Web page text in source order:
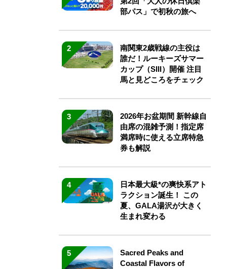
部パス」で初秋の旅へ
2
南関東2歳戦線の主役は
誰だ！ルーキーズサマー
カップ（SIII）開催 注目
馬と見どころをチェック
3
2026年お盆期間 新幹線自
由席の混雑予測！指定席
満席時に使える立席特急
券も解説
4
日本最大級*の爽快系アト
ラクション誕生！ この
夏、GALA湯沢が大きく
生まれ変わる
5
Sacred Peaks and
Coastal Flavors of